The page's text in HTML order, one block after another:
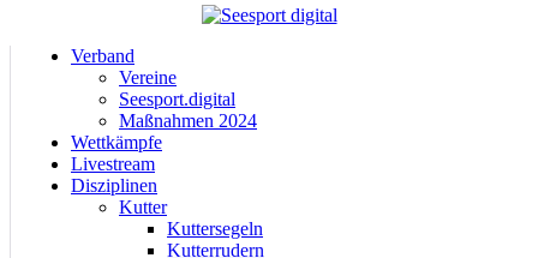
Verband
Vereine
Seesport.digital
Maßnahmen 2024
Wettkämpfe
Livestream
Disziplinen
Kutter
Kuttersegeln
Kutterrudern